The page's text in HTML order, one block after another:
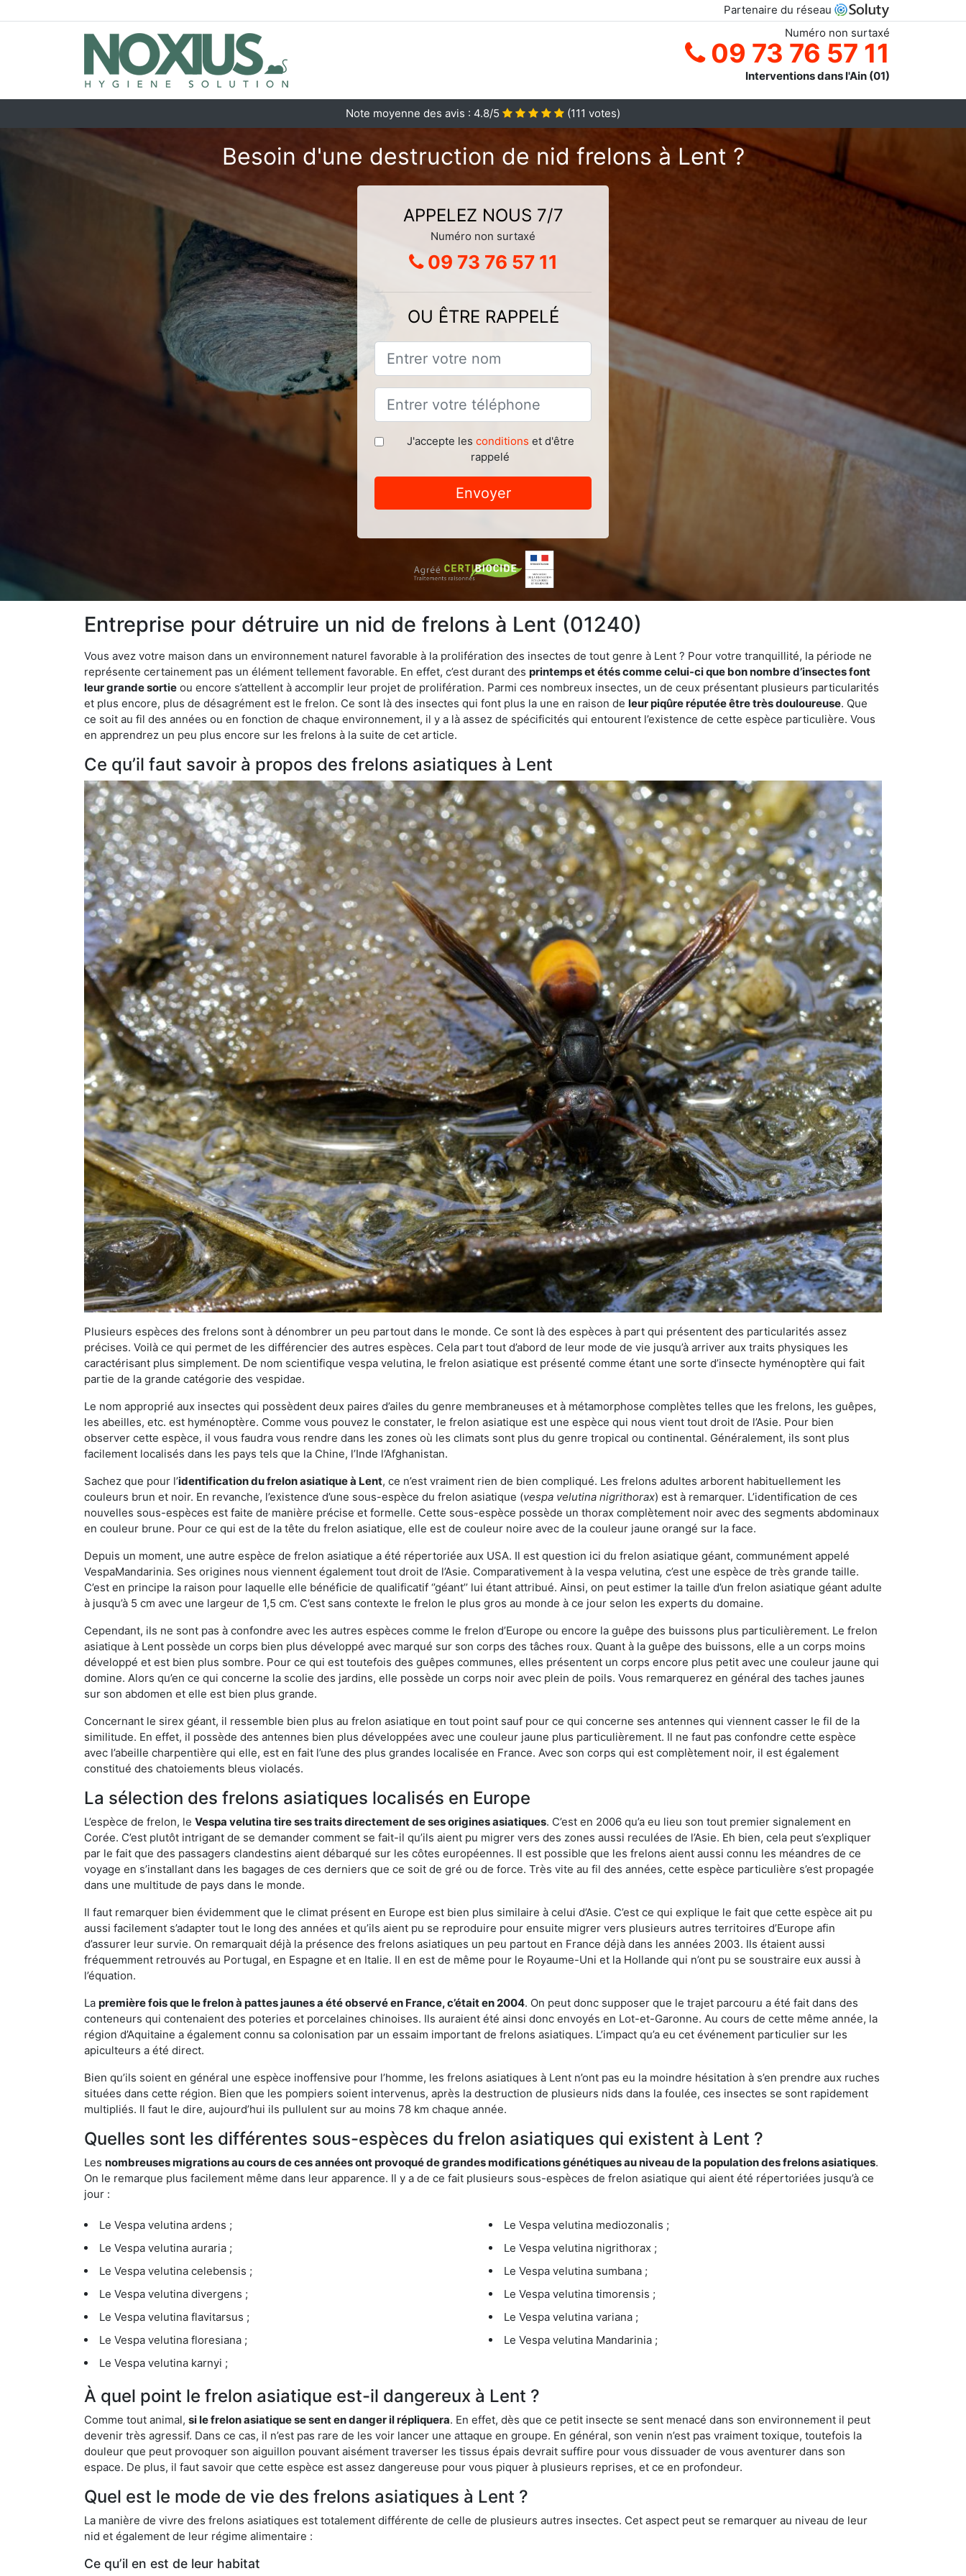
Partenaire du réseau
Numéro non surtaxé
09 73 76 57 11
Interventions dans l'Ain (01)
Note moyenne des avis : 4.8/5 (111 votes)
Besoin d'une destruction de nid frelons à Lent ?
APPELEZ NOUS 7/7
Numéro non surtaxé
09 73 76 57 11
OU ÊTRE RAPPELÉ
J'accepte les conditions et d'être
rappelé
Envoyer
Entreprise pour détruire un nid de frelons à Lent (01240)
Vous avez votre maison dans un environnement naturel favorable à la prolifération des insectes de tout genre à Lent ? Pour votre tranquillité, la période ne
représente certainement pas un élément tellement favorable. En effet, c’est durant des printemps et étés comme celui-ci que bon nombre d’insectes font
leur grande sortie ou encore s’attellent à accomplir leur projet de prolifération. Parmi ces nombreux insectes, un de ceux présentant plusieurs particularités
et plus encore, plus de désagrément est le frelon. Ce sont là des insectes qui font plus la une en raison de leur piqûre réputée être très douloureuse. Que
ce soit au fil des années ou en fonction de chaque environnement, il y a là assez de spécificités qui entourent l’existence de cette espèce particulière. Vous
en apprendrez un peu plus encore sur les frelons à la suite de cet article.
Ce qu’il faut savoir à propos des frelons asiatiques à Lent
Plusieurs espèces des frelons sont à dénombrer un peu partout dans le monde. Ce sont là des espèces à part qui présentent des particularités assez
précises. Voilà ce qui permet de les différencier des autres espèces. Cela part tout d’abord de leur mode de vie jusqu’à arriver aux traits physiques les
caractérisant plus simplement. De nom scientifique vespa velutina, le frelon asiatique est présenté comme étant une sorte d’insecte hyménoptère qui fait
partie de la grande catégorie des vespidae.
Le nom approprié aux insectes qui possèdent deux paires d’ailes du genre membraneuses et à métamorphose complètes telles que les frelons, les guêpes,
les abeilles, etc. est hyménoptère. Comme vous pouvez le constater, le frelon asiatique est une espèce qui nous vient tout droit de l’Asie. Pour bien
observer cette espèce, il vous faudra vous rendre dans les zones où les climats sont plus du genre tropical ou continental. Généralement, ils sont plus
facilement localisés dans les pays tels que la Chine, l’Inde l’Afghanistan.
Sachez que pour l’identification du frelon asiatiqueà Lent, ce n’est vraiment rien de bien compliqué. Les frelons adultes arborent habituellement les
couleurs brun et noir. En revanche, l’existence d’une sous-espèce du frelon asiatique (vespa velutina nigrithorax) est à remarquer. L’identification de ces
nouvelles sous-espèces est faite de manière précise et formelle. Cette sous-espèce possède un thorax complètement noir avec des segments abdominaux
en couleur brune. Pour ce qui est de la tête du frelon asiatique, elle est de couleur noire avec de la couleur jaune orangé sur la face.
Depuis un moment, une autre espèce de frelon asiatique a été répertoriée aux USA. Il est question ici du frelon asiatique géant, communément appelé
VespaMandarinia. Ses origines nous viennent également tout droit de l’Asie. Comparativement à la vespa velutina, c’est une espèce de très grande taille.
C’est en principe la raison pour laquelle elle bénéficie de qualificatif ‘’géant’’ lui étant attribué. Ainsi, on peut estimer la taille d’un frelon asiatique géant adulte
à jusqu’à 5 cm avec une largeur de 1,5 cm. C’est sans contexte le frelon le plus gros au monde à ce jour selon les experts du domaine.
Cependant, ils ne sont pas à confondre avec les autres espèces comme le frelon d’Europe ou encore la guêpe des buissons plus particulièrement. Le frelon
asiatique à Lent possède un corps bien plus développé avec marqué sur son corps des tâches roux. Quant à la guêpe des buissons, elle a un corps moins
développé et est bien plus sombre. Pour ce qui est toutefois des guêpes communes, elles présentent un corps encore plus petit avec une couleur jaune qui
domine. Alors qu’en ce qui concerne la scolie des jardins, elle possède un corps noir avec plein de poils. Vous remarquerez en général des taches jaunes
sur son abdomen et elle est bien plus grande.
Concernant le sirex géant, il ressemble bien plus au frelon asiatique en tout point sauf pour ce qui concerne ses antennes qui viennent casser le fil de la
similitude. En effet, il possède des antennes bien plus développées avec une couleur jaune plus particulièrement. Il ne faut pas confondre cette espèce
avec l’abeille charpentière qui elle, est en fait l’une des plus grandes localisée en France. Avec son corps qui est complètement noir, il est également
constitué des chatoiements bleus violacés.
La sélection des frelons asiatiques localisés en Europe
L’espèce de frelon, le Vespa velutina tire ses traits directement de ses origines asiatiques. C’est en 2006 qu’a eu lieu son tout premier signalement en
Corée. C’est plutôt intrigant de se demander comment se fait-il qu’ils aient pu migrer vers des zones aussi reculées de l’Asie. Eh bien, cela peut s’expliquer
par le fait que des passagers clandestins aient débarqué sur les côtes européennes. Il est possible que les frelons aient aussi connu les méandres de ce
voyage en s’installant dans les bagages de ces derniers que ce soit de gré ou de force. Très vite au fil des années, cette espèce particulière s’est propagée
dans une multitude de pays dans le monde.
Il faut remarquer bien évidemment que le climat présent en Europe est bien plus similaire à celui d’Asie. C’est ce qui explique le fait que cette espèce ait pu
aussi facilement s’adapter tout le long des années et qu’ils aient pu se reproduire pour ensuite migrer vers plusieurs autres territoires d’Europe afin
d’assurer leur survie. On remarquait déjà la présence des frelons asiatiques un peu partout en France déjà dans les années 2003. Ils étaient aussi
fréquemment retrouvés au Portugal, en Espagne et en Italie. Il en est de même pour le Royaume-Uni et la Hollande qui n’ont pu se soustraire eux aussi à
l’équation.
La première fois que le frelon à pattes jaunes a été observé en France, c’était en 2004. On peut donc supposer que le trajet parcouru a été fait dans des
conteneurs qui contenaient des poteries et porcelaines chinoises. Ils auraient été ainsi donc envoyés en Lot-et-Garonne. Au cours de cette même année, la
région d’Aquitaine a également connu sa colonisation par un essaim important de frelons asiatiques. L’impact qu’a eu cet événement particulier sur les
apiculteurs a été direct.
Bien qu’ils soient en général une espèce inoffensive pour l’homme, les frelons asiatiques à Lent n’ont pas eu la moindre hésitation à s’en prendre aux ruches
situées dans cette région. Bien que les pompiers soient intervenus, après la destruction de plusieurs nids dans la foulée, ces insectes se sont rapidement
multipliés. Il faut le dire, aujourd’hui ils pullulent sur au moins 78 km chaque année.
Quelles sont les différentes sous-espèces du frelon asiatiques qui existent à Lent ?
Les nombreuses migrations au cours de ces années ont provoqué de grandes modifications génétiques au niveau de la population des frelons asiatiques.
On le remarque plus facilement même dans leur apparence. Il y a de ce fait plusieurs sous-espèces de frelon asiatique qui aient été répertoriées jusqu’à ce
jour :
Le Vespa velutina ardens ;
Le Vespa velutina auraria ;
Le Vespa velutina celebensis ;
Le Vespa velutina divergens ;
Le Vespa velutina flavitarsus ;
Le Vespa velutina floresiana ;
Le Vespa velutina karnyi ;
Le Vespa velutina mediozonalis ;
Le Vespa velutina nigrithorax ;
Le Vespa velutina sumbana ;
Le Vespa velutina timorensis ;
Le Vespa velutina variana ;
Le Vespa velutina Mandarinia ;
À quel point le frelon asiatique est-il dangereux à Lent ?
Comme tout animal, si le frelon asiatique se sent en danger il répliquera. En effet, dès que ce petit insecte se sent menacé dans son environnement il peut
devenir très agressif. Dans ce cas, il n’est pas rare de les voir lancer une attaque en groupe. En général, son venin n’est pas vraiment toxique, toutefois la
douleur que peut provoquer son aiguillon pouvant aisément traverser les tissus épais devrait suffire pour vous dissuader de vous aventurer dans son
espace. De plus, il faut savoir que cette espèce est assez dangereuse pour vous piquer à plusieurs reprises, et ce en profondeur.
Quel est le mode de vie des frelons asiatiques à Lent ?
La manière de vivre des frelons asiatiques est totalement différente de celle de plusieurs autres insectes. Cet aspect peut se remarquer au niveau de leur
nid et également de leur régime alimentaire :
Ce qu’il en est de leur habitat